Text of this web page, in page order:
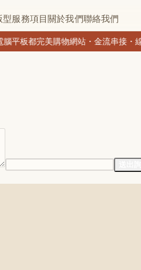
型服務項目關於我們聯絡我們
平板都完美購物網站・金流串接・線